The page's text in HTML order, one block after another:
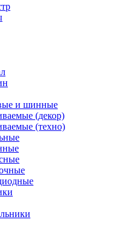
и шинные
(декор)
(техно)